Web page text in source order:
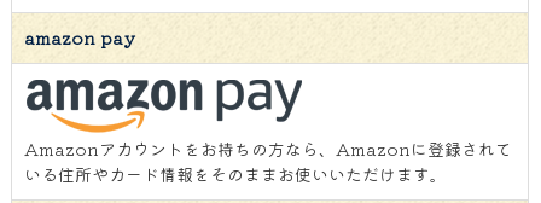
amazon pay
Amazonアカウントをお持ちの方なら、Amazonに登録されて
いる住所やカード情報をそのままお使いいただけます。